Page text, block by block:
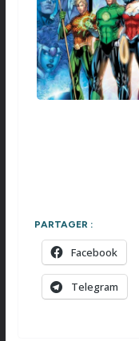
PARTAGER :
Facebook
Telegram